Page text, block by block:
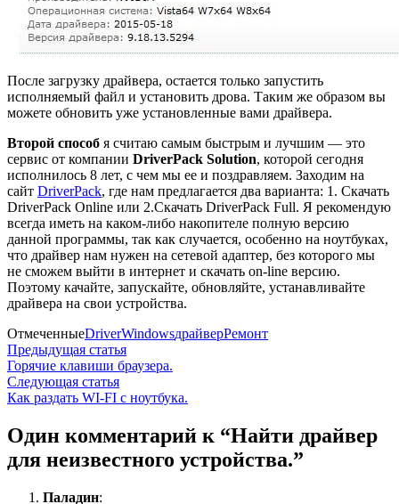
После загрузку драйвера, остается только запустить
исполняемый файл и установить дрова. Таким же образом вы
можете обновить уже установленные вами драйвера.
Второй способ я считаю самым быстрым и лучшим — это
сервис от компании DriverPack Solution, которой сегодня
исполнилось 8 лет, с чем мы ее и поздравляем. Заходим на
сайт DriverPack, где нам предлагается два варианта: 1. Скачать
DriverPack Online или 2.Скачать DriverPack Full. Я рекомендую
всегда иметь на каком-либо накопителе полную версию
данной программы, так как случается, особенно на ноутбуках,
что драйвер нам нужен на сетевой адаптер, без которого мы
не сможем выйти в интернет и скачать on-line версию.
Поэтому качайте, запускайте, обновляйте, устанавливайте
драйвера на свои устройства.
ОтмеченныеDriverWindowsдрайверРемонт
Навигация
по
записям
Предыдущая статьяПредыдущая
статья:
Горячие клавиши браузера.
Следующая статьяСледующая
статья:
Как раздать WI-FI c ноутбука.
Один комментарий к “Найти драйвер
для неизвестного устройства.”
Паладин: